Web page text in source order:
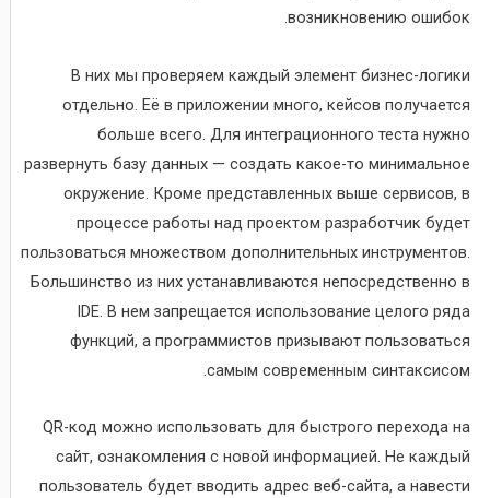
возникновению ошибок.
В них мы проверяем каждый элемент бизнес-логики
отдельно. Её в приложении много, кейсов получается
больше всего. Для интеграционного теста нужно
развернуть базу данных — создать какое-то минимальное
окружение. Кроме представленных выше сервисов, в
процессе работы над проектом разработчик будет
пользоваться множеством дополнительных инструментов.
Большинство из них устанавливаются непосредственно в
IDE. В нем запрещается использование целого ряда
функций, а программистов призывают пользоваться
самым современным синтаксисом.
QR-код можно использовать для быстрого перехода на
сайт, ознакомления с новой информацией. Не каждый
пользователь будет вводить адрес веб-сайта, а навести